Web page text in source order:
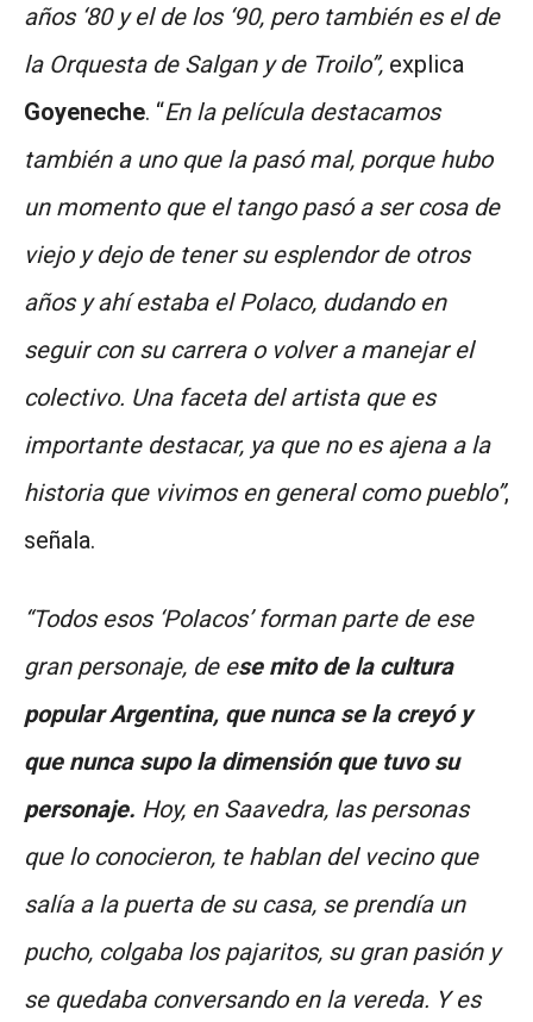
años ‘80 y el de los ‘90, pero también es el de
la Orquesta de Salgan y de Troilo”, explica
Goyeneche. “En la película destacamos
también a uno que la pasó mal, porque hubo
un momento que el tango pasó a ser cosa de
viejo y dejo de tener su esplendor de otros
años y ahí estaba el Polaco, dudando en
seguir con su carrera o volver a manejar el
colectivo. Una faceta del artista que es
importante destacar, ya que no es ajena a la
historia que vivimos en general como pueblo”,
señala.
“Todos esos ‘Polacos’ forman parte de ese
gran personaje, de ese mito de la cultura
popular Argentina, que nunca se la creyó y
que nunca supo la dimensión que tuvo su
personaje. Hoy, en Saavedra, las personas
que lo conocieron, te hablan del vecino que
salía a la puerta de su casa, se prendía un
pucho, colgaba los pajaritos, su gran pasión y
se quedaba conversando en la vereda. Y es